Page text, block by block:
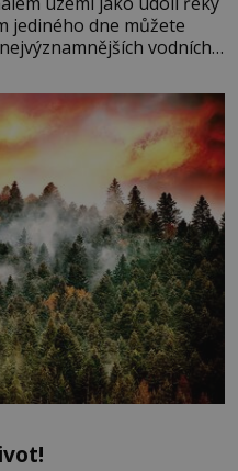
jediného dne můžete
vodních
poznáváním památek ve